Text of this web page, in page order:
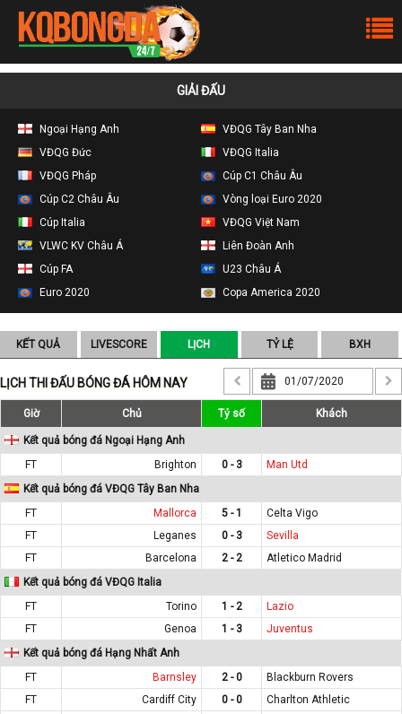
GIẢI ĐẤU
Ngoại Hạng Anh
VĐQG Tây Ban Nha
VĐQG Đức
VĐQG Italia
VĐQG Pháp
Cúp C1 Châu Âu
Cúp C2 Châu Âu
Vòng loại Euro 2020
Cúp Italia
VĐQG Việt Nam
VLWC KV Châu Á
Liên Đoàn Anh
Cúp FA
U23 Châu Á
Euro 2020
Copa America 2020
KẾT QUẢ LIVESCORE LỊCH TỶ LỆ BXH
LỊCH THI ĐẤU BÓNG ĐÁ HÔM NAY
Giờ Chủ Tỷ số Khách
Kết quả bóng đá Ngoại Hạng Anh
FT
Brighton 0 - 3
Man Utd
Kết quả bóng đá VĐQG Tây Ban Nha
FT
Mallorca 5 - 1
Celta Vigo
FT
Leganes 0 - 3
Sevilla
FT
Barcelona 2 - 2
Atletico Madrid
Kết quả bóng đá VĐQG Italia
FT
Torino 1 - 2
Lazio
FT
Genoa 1 - 3
Juventus
Kết quả bóng đá Hạng Nhất Anh
FT
Barnsley 2 - 0
Blackburn Rovers
FT
Cardiff City 0 - 0
Charlton Athletic